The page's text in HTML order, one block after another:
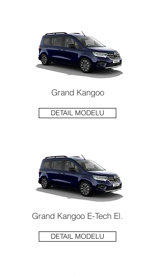
Grand Kangoo
DETAIL MODELU
Grand Kangoo E-Tech El.
DETAIL MODELU